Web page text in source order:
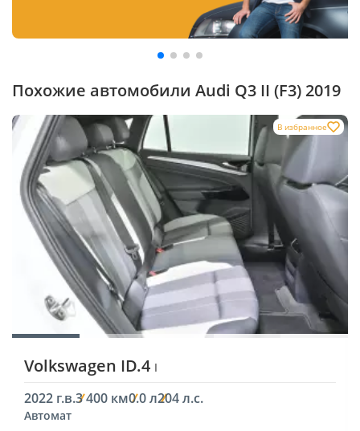
Похожие автомобили Audi Q3 II (F3) 2019
В избранное
Volkswagen ID.4 I
2022 г.в.3 400 км0.0 л204 л.с.
Автомат